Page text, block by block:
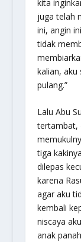
kita
juga telah
ini, angin
tidak
kalian, aku
pulang.”
Lalu Abu
tertambat,
tiga
dilepas
karena
agar aku
kembali
niscaya
anak